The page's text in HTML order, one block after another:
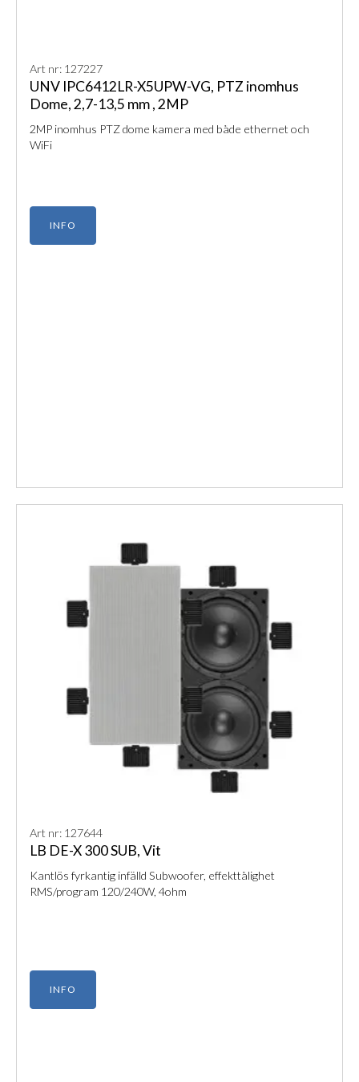
Art nr: 127227
UNV IPC6412LR-X5UPW-VG, PTZ inomhus
Dome, 2,7-13,5 mm , 2MP
2MP inomhus PTZ dome kamera med både ethernet och
WiFi
INFO
Art nr: 127644
LB DE-X 300 SUB, Vit
Kantlös fyrkantig infälld Subwoofer, effekttålighet
RMS/program 120/240W, 4ohm
INFO